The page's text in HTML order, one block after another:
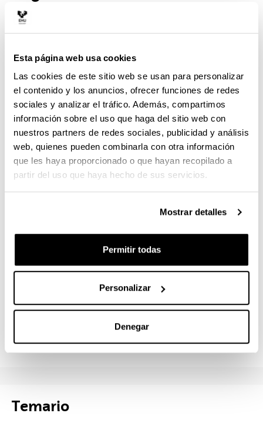
Esta página web usa cookies
Las cookies de este sitio web se usan para personalizar
el contenido y los anuncios, ofrecer funciones de redes
sociales y analizar el tráfico. Además, compartimos
información sobre el uso que haga del sitio web con
nuestros partners de redes sociales, publicidad y análisis
web, quienes pueden combinarla con otra información
que les haya proporcionado o que hayan recopilado a
partir del uso que haya hecho de sus servicios.
Mostrar detalles
Permitir todas
Personalizar
Denegar
1. El alumnado conoce las propuestas curriculares
2. El alumnado conoce los contextos y situaciones en los
que se usan o aplican los diversos contenidos
curriculares de la asignatura.
3. El alumnado tiene los fundamentos conceptuales,
científicos y metodológicos, y los recursos didácticos de
la disciplina, integrando el uso de las TICs y las nuevas
tecnologías, para dar respuesta a los contenidos
geografía, de manera que es capaz de ofrecer una visión
dinámica de la misma.
5. El alumnado conoce estrategias y técnicas de
evaluación, y entiende la evaluación como un
instrumento de regulación y estímulo al esfuerzo en el
Temario